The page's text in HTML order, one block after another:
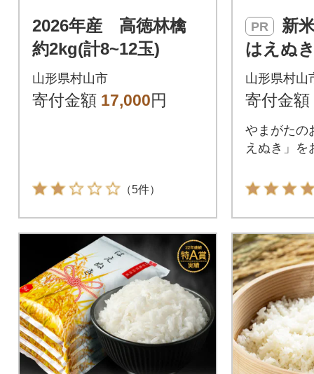
2026年産 高徳林檎
約2kg(計8~12玉)
山形県村山市
寄付金額 17,000円
（5件）
PR
はえぬ
山形県村山
寄付金額
やまがたの
えぬき」を